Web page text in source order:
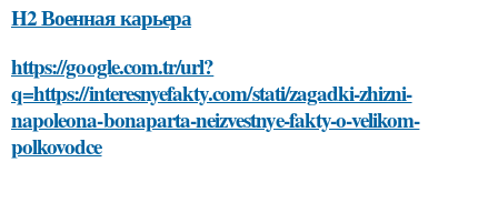
H2 Военная карьера
https://google.com.tr/url?
q=https://interesnyefakty.com/stati/zagadki-zhizni-
napoleona-bonaparta-neizvestnye-fakty-o-velikom-
polkovodce